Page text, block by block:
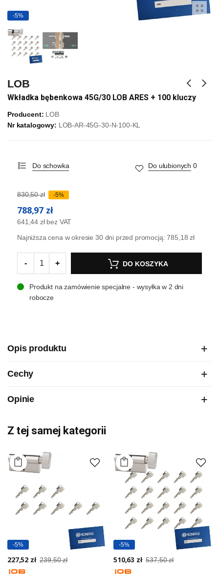
-5%
LOB
Wkładka bębenkowa 45G/30 LOB ARES + 100 kluczy
Producent: LOB
Nr katalogowy: LOB-AR-45G-30-N-100-KL
Do schowka Do ulubionych 0
830,50 zł -5%
788,97 zł
641,44 zł bez VAT
Najniższa cena w okresie 30 dni przed promocją:785,18 zł
- + DO KOSZYKA
Produkt na zamówienie specjalne - wysyłka w 2 dni
robocze
Opis produktu
Cechy
Opinie
Z tej samej kategorii
-5%
227,52 zł 239,50 zł
-5%
510,63 zł 537,50 zł